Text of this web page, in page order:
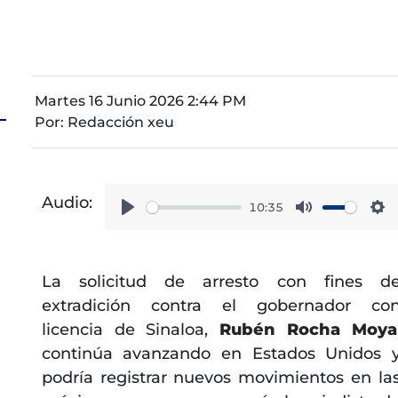
Martes 16 Junio 2026 2:44 PM
Por: Redacción xeu
Audio:
10:35
La solicitud de arresto con fines
extradición contra el gobernador
licencia de Sinaloa, Rubén Rocha Moya
continúa avanzando en Estados Unidos
podría registrar nuevos movimientos en